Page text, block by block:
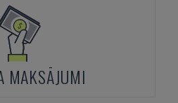
MAKSĀJUMI